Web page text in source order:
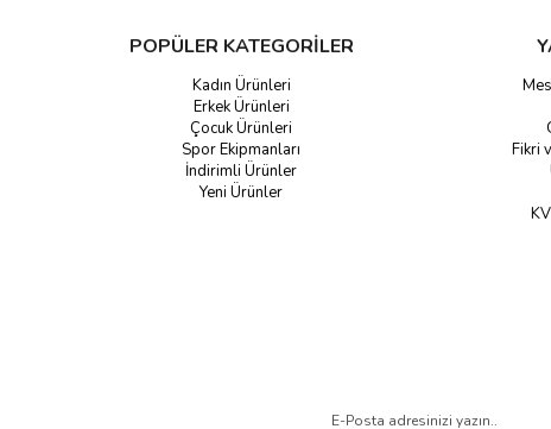
POPÜLER KATEGORİLER
Kadın Ürünleri
Erkek Ürünleri
Çocuk Ürünleri
Spor Ekipmanları
İndirimli Ürünler
Yeni Ürünler
Fikri